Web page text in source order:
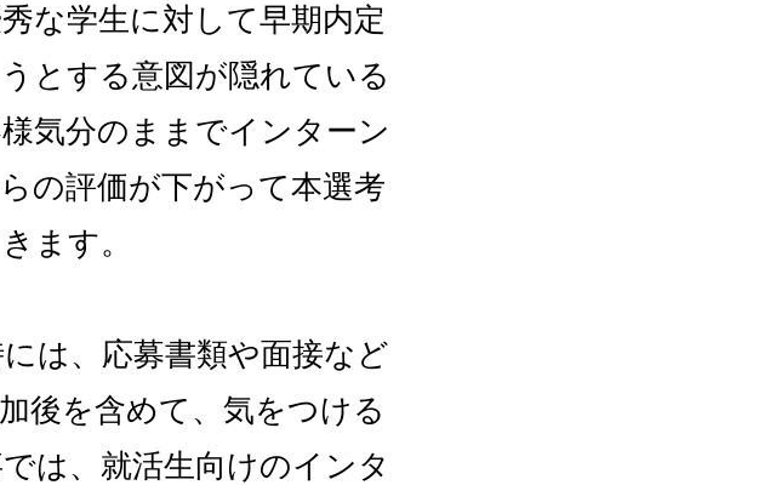
な学生に対して早期内定
とする意図が隠れている
気分のままでインターン
の評価が下がって本選考
ます。
は、応募書類や面接など
後を含めて、気をつける
は、就活生向けのインタ